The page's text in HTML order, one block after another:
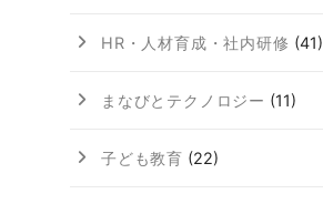
HR・人材育成・社内研修 (41)
まなびとテクノロジー (11)
子ども教育 (22)